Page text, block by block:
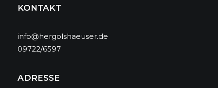
KONTAKT
info@hergolshaeuser.de
09722/6597
ADRESSE